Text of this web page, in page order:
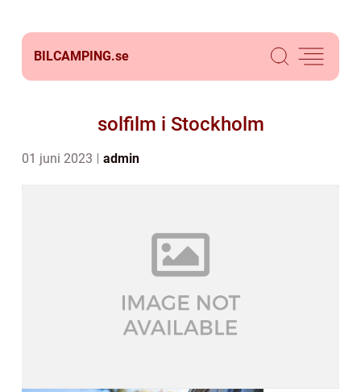
BILCAMPING.se
solfilm i Stockholm
01 juni 2023 admin